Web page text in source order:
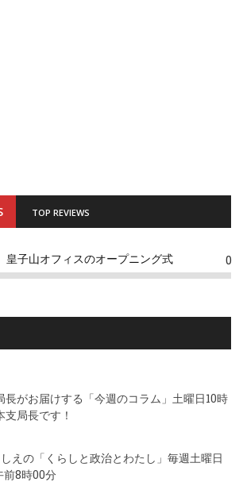
TOP REVIEWS
皇子山オフィスのオープニング式 0
長がお届けする「今週のコラム」土曜日10時
局長です！
えの「くらしと政治とわたし」毎週土曜日
8時00分